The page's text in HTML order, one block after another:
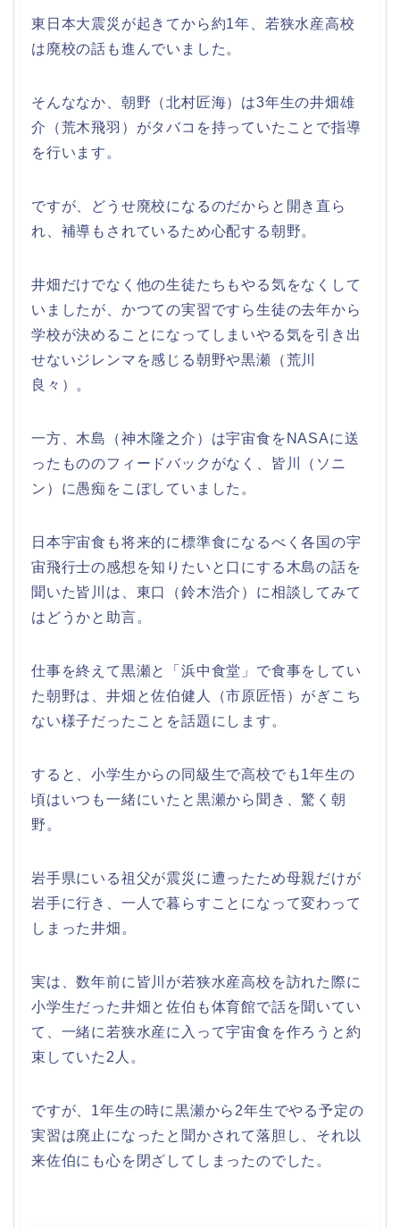
東日本大震災が起きてから約1年、若狭水産高校
は廃校の話も進んでいました。
そんななか、朝野（北村匠海）は3年生の井畑雄
介（荒木飛羽）がタバコを持っていたことで指導
を行います。
ですが、どうせ廃校になるのだからと開き直ら
れ、補導もされているため心配する朝野。
井畑だけでなく他の生徒たちもやる気をなくして
いましたが、かつての実習ですら生徒の去年から
学校が決めることになってしまいやる気を引き出
せないジレンマを感じる朝野や黒瀬（荒川
良々）。
一方、木島（神木隆之介）は宇宙食をNASAに送
ったもののフィードバックがなく、皆川（ソニ
ン）に愚痴をこぼしていました。
日本宇宙食も将来的に標準食になるべく各国の宇
宙飛行士の感想を知りたいと口にする木島の話を
聞いた皆川は、東口（鈴木浩介）に相談してみて
はどうかと助言。
仕事を終えて黒瀬と「浜中食堂」で食事をしてい
た朝野は、井畑と佐伯健人（市原匠悟）がぎこち
ない様子だったことを話題にします。
すると、小学生からの同級生で高校でも1年生の
頃はいつも一緒にいたと黒瀬から聞き、驚く朝
野。
岩手県にいる祖父が震災に遭ったため母親だけが
岩手に行き、一人で暮らすことになって変わって
しまった井畑。
実は、数年前に皆川が若狭水産高校を訪れた際に
小学生だった井畑と佐伯も体育館で話を聞いてい
て、一緒に若狭水産に入って宇宙食を作ろうと約
束していた2人。
ですが、1年生の時に黒瀬から2年生でやる予定の
実習は廃止になったと聞かされて落胆し、それ以
来佐伯にも心を閉ざしてしまったのでした。